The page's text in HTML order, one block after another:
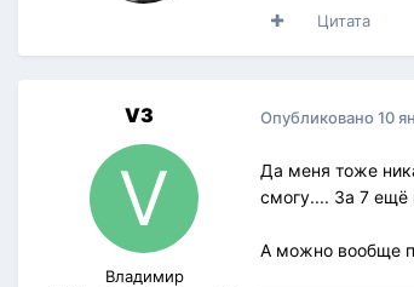
Цитата
V3
Владимир
Опубликовано10
Да меня тоже
смогу.... За 7 ещё
А можно вообще